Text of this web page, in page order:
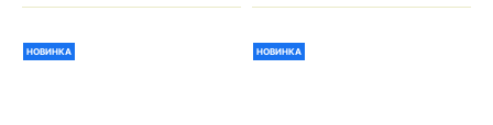
НОВИНКА НОВИНКА